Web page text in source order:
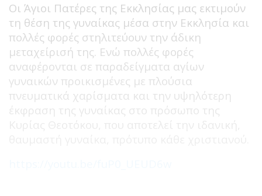
Οι Άγιοι Πατέρες της Εκκλησίας μας εκτιμούν
τη θέση της γυναίκας μέσα στην Εκκλησία και
πολλές φορές στηλιτεύουν την άδικη
μεταχείρισή της. Ενώ πολλές φορές
αναφέρονται σε παραδείγματα αγίων
γυναικών προικισμένες με πλούσια
πνευματικά χαρίσματα και την υψηλότερη
έκφραση της γυναίκας στο πρόσωπο της